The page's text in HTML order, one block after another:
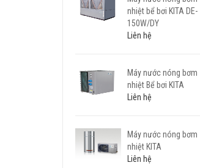
nhiệt bể bơi KITA DE-
150W/DY
Liên hệ
Máy nước nóng bơm
nhiệt Bể bơi KITA
Liên hệ
Máy nước nóng bơm
nhiệt KITA
Liên hệ